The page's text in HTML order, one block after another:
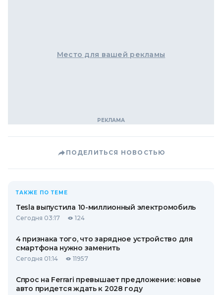
Место для вашей рекламы
ПОДЕЛИТЬСЯ НОВОСТЬЮ
ТАКЖЕ ПО ТЕМЕ
Tesla выпустила 10-миллионный электромобиль
Сегодня 03:17 124
4 признака того, что зарядное устройство для
смартфона нужно заменить
Сегодня 01:14 11957
Спрос на Ferrari превышает предложение: новые
авто придется ждать к 2028 году